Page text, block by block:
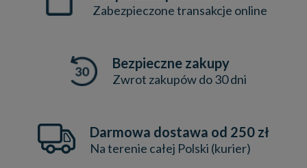
Zabezpieczone transakcje online
Bezpieczne zakupy
Zwrot zakupów do 30 dni
Darmowa dostawa od 250 zł
Na terenie całej Polski (kurier)